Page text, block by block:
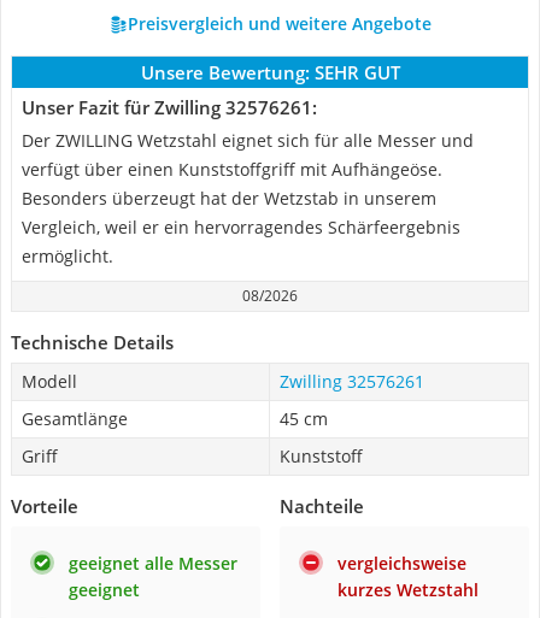
Preisvergleich und weitere Angebote
Unsere Bewertung: SEHR GUT
Unser Fazit für Zwilling 32576261:
Der ZWILLING Wetzstahl eignet sich für alle Messer und
verfügt über einen Kunststoffgriff mit Aufhängeöse.
Besonders überzeugt hat der Wetzstab in unserem
Vergleich, weil er ein hervorragendes Schärfeergebnis
ermöglicht.
08/2026
Technische Details
Modell
Zwilling 32576261
Gesamtlänge
45 cm
Griff
Kunststoff
Vorteile
geeignet alle Messer
geeignet
Nachteile
vergleichsweise
kurzes Wetzstahl